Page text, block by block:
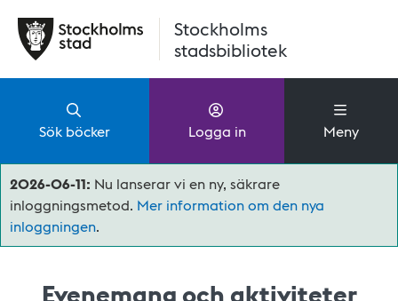
Stockholms
stadsbibliotek
Sök böcker Logga in Meny
2026-06-11: Nu lanserar vi en ny, säkrare
inloggningsmetod. Mer information om den nya
inloggningen.
Evenemang och aktiviteter